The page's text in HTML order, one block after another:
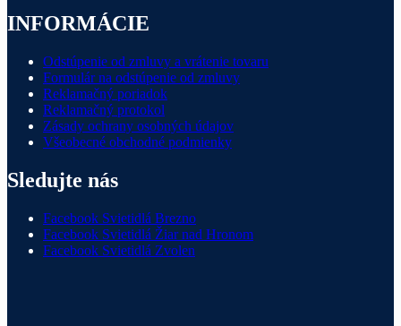
INFORMÁCIE
Odstúpenie od zmluvy a vrátenie tovaru
Formulár na odstúpenie od zmluvy
Reklamačný poriadok
Reklamačný protokol
Zásady ochrany osobných údajov
Všeobecné obchodné podmienky
Sledujte nás
Facebook Svietidlá Brezno
Facebook Svietidlá Žiar nad Hronom
Facebook Svietidlá Zvolen